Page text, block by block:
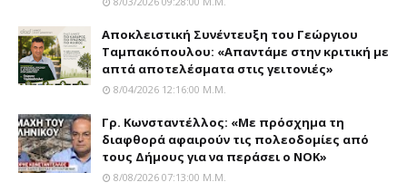
Αποκλειστική Συνέντευξη του Γεώργιου
Ταμπακόπουλου: «Απαντάμε στην κριτική με
απτά αποτελέσματα στις γειτονιές»
8/04/2026 12:16:00 Μ.μ.
Γρ. Κωνσταντέλλος: «Με πρόσχημα τη
διαφθορά αφαιρούν τις πολεοδομίες από
τους Δήμους για να περάσει ο NOK»
8/08/2026 07:13:00 Μ.μ.